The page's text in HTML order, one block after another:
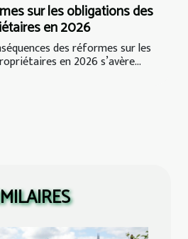
sur les obligations des
en 2026
des réformes sur les
en 2026 s’avère...